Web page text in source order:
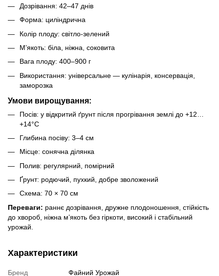
Дозрівання: 42–47 днів
Форма: циліндрична
Колір плоду: світло-зелений
М’якоть: біла, ніжна, соковита
Вага плоду: 400–900 г
Використання: універсальне — кулінарія, консервація,
заморозка
Умови вирощування:
Посів: у відкритий ґрунт після прогрівання землі до +12…
+14°C
Глибина посіву: 3–4 см
Місце: сонячна ділянка
Полив: регулярний, помірний
Ґрунт: родючий, пухкий, добре зволожений
Схема: 70 × 70 см
Переваги: раннє дозрівання, дружне плодоношення, стійкість
до хвороб, ніжна м’якоть без гіркоти, високий і стабільний
урожай.
Характеристики
Бренд Файний Урожай